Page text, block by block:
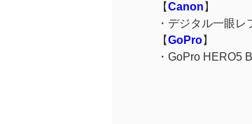
【Canon 】
・ デジタル一眼レ
【GoPro】
・ GoPro HERO5